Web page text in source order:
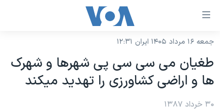
لینکهای
دسترسی
جهش
محتوای
اصلی
نسخه سبک وب‌سایت
موضوع ها
ایران
برنامه های تلویزیونی
جمعه ۱۶ مرداد ۱۴۰۵ ایران ۱۲:۳۱
طغيان می سی سی پی شهرها و شهرک
ها و اراضی کشاورزی را تهديد ميکند
۳۰ خرداد ۱۳۸۷